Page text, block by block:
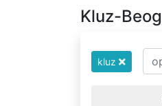
Kluz-
kluz